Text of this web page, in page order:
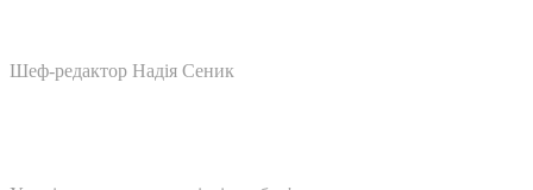
Шеф-редактор Надія Сеник